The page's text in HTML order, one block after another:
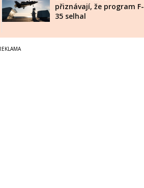
přiznávají, že program F-
35 selhal